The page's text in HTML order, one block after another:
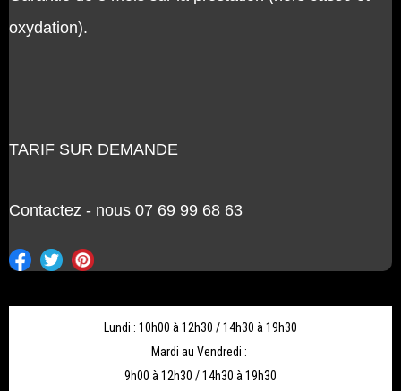
oxydation).
TARIF SUR DEMANDE
Contactez - nous 07 69 99 68 63
Lundi : 10h00 à 12h30 / 14h30 à 19h30
Mardi au Vendredi :
9h00 à 12h30 / 14h30 à 19h30